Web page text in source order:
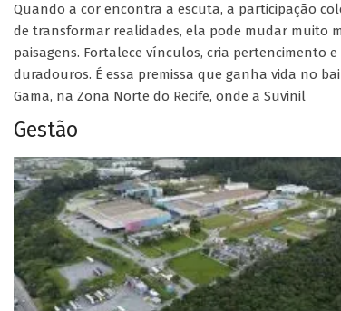
Quando a cor encontra a escuta, a participação
de transformar realidades, ela pode mudar muito
paisagens. Fortalece vínculos, cria pertencimento e
duradouros. É essa premissa que ganha vida no
Gama, na Zona Norte do Recife, onde a Suvinil
Gestão